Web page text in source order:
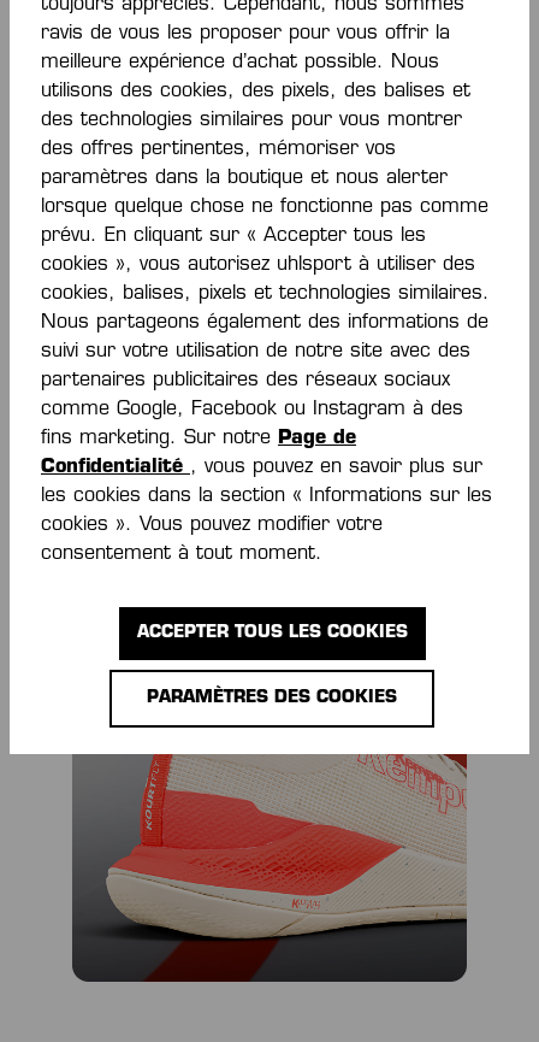
contrôle total, même dans les angles les plus
extrêmes.
Énergie explosive :
La nouvelle semelle
intermédiaire
K-PWR
(composée à 20 % d’EVA
recyclé) absorbe chaque impact et restitue
directement l’énergie pour ton prochain appui.
Stabilité sans compromis :
Le système
KOURTFLY Torsion
Heel Lock maintiennent ton
pied exactement là où il doit être et te protègent
efficacement contre les torsions.
Comme une seconde peau : Le
Dynamic Soft Fit
en maille 3D s’adapte à chacun de tes
mouvements, tandis que le
Ultra-Light Breath-
assure une sensation de fraîcheur lorsque le
match entre dans les moments décisifs.
toujours appréciés. Cependant, nous sommes
ravis de vous les proposer pour vous offrir la
meilleure expérience d’achat possible. Nous
utilisons des cookies, des pixels, des balises et
des technologies similaires pour vous montrer
des offres pertinentes, mémoriser vos
paramètres dans la boutique et nous alerter
lorsque quelque chose ne fonctionne pas comme
prévu. En cliquant sur « Accepter tous les
cookies », vous autorisez uhlsport à utiliser des
cookies, balises, pixels et technologies similaires.
Nous partageons également des informations de
suivi sur votre utilisation de notre site avec des
partenaires publicitaires des réseaux sociaux
comme Google, Facebook ou Instagram à des
fins marketing. Sur notre Page de
Confidentialité , vous pouvez en savoir plus sur
les cookies dans la section « Informations sur les
cookies ». Vous pouvez modifier votre
consentement à tout moment.
PARAMÈTRES DES COOKIES
ACCEPTER TOUS LES COOKIES